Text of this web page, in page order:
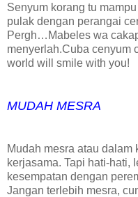
Senyum korang tu
pulak dengan perangai
Pergh…Mabeles wa
menyerlah.Cuba cenyum
world will smile with you!
MUDAH MESRA
Mudah mesra atau
kerjasama. Tapi hati-hati,
kesempatan dengan
Jangan terlebih mesra,